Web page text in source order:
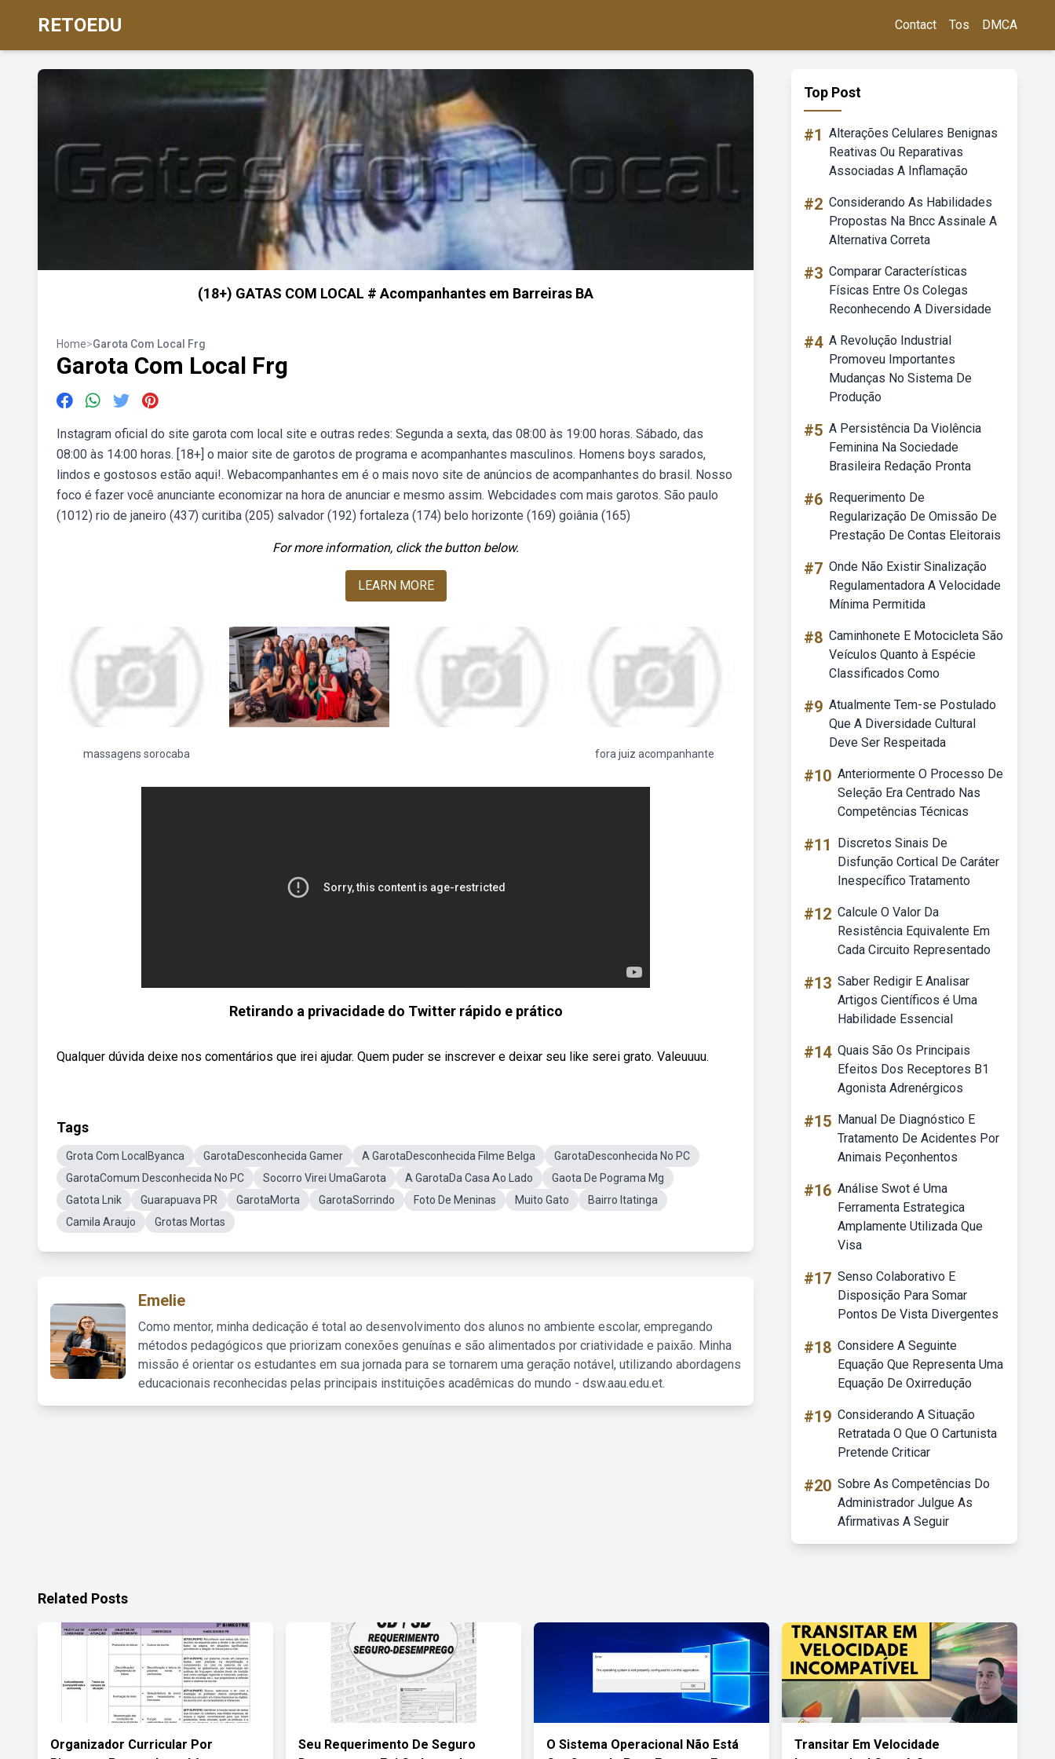
RETOEDU Contact Tos DMCA
(18+) GATAS COM LOCAL # Acompanhantes em Barreiras BA
Home>Garota Com Local Frg
Garota Com Local Frg
Instagram oficial do site garota com local site e outras redes: Segunda a sexta, das 08:00 às 19:00 horas. Sábado, das
08:00 às 14:00 horas. [18+] o maior site de garotos de programa e acompanhantes masculinos. Homens boys sarados,
lindos e gostosos estão aqui!. Webacompanhantes em é o mais novo site de anúncios de acompanhantes do brasil. Nosso
foco é fazer você anunciante economizar na hora de anunciar e mesmo assim. Webcidades com mais garotos. São paulo
(1012) rio de janeiro (437) curitiba (205) salvador (192) fortaleza (174) belo horizonte (169) goiânia (165)
For more information, click the button below.
LEARN MORE
massagens sorocaba fora juiz acompanhante
Retirando a privacidade do Twitter rápido e prático
Qualquer dúvida deixe nos comentários que irei ajudar. Quem puder se inscrever e deixar seu like serei grato. Valeuuuu.
Tags
Grota Com LocalByanca GarotaDesconhecida Gamer A GarotaDesconhecida Filme Belga
GarotaDesconhecida No PC
GarotaComum Desconhecida No PC
Socorro Virei UmaGarota A GarotaDa Casa Ao Lado
Gaota De Pograma Mg
Gatota Lnik
Guarapuava PR GarotaMorta GarotaSorrindo Foto De Meninas Muito Gato
Bairro Itatinga
Camila Araujo
Grotas Mortas
Emelie
Como mentor, minha dedicação é total ao desenvolvimento dos alunos no ambiente escolar, empregando
métodos pedagógicos que priorizam conexões genuínas e são alimentados por criatividade e paixão. Minha
missão é orientar os estudantes em sua jornada para se tornarem uma geração notável, utilizando abordagens
educacionais reconhecidas pelas principais instituições acadêmicas do mundo - dsw.aau.edu.et.
Top Post
#1 Alterações Celulares Benignas
Reativas Ou Reparativas
Associadas A Inflamação
#2 Considerando As Habilidades
Propostas Na Bncc Assinale A
Alternativa Correta
#3 Comparar Características
Físicas Entre Os Colegas
Reconhecendo A Diversidade
#4 A Revolução Industrial
Promoveu Importantes
Mudanças No Sistema De
Produção
#5 A Persistência Da Violência
Feminina Na Sociedade
Brasileira Redação Pronta
#6 Requerimento De
Regularização De Omissão De
Prestação De Contas Eleitorais
#7 Onde Não Existir Sinalização
Regulamentadora A Velocidade
Mínima Permitida
#8 Caminhonete E Motocicleta São
Veículos Quanto à Espécie
Classificados Como
#9 Atualmente Tem-se Postulado
Que A Diversidade Cultural
Deve Ser Respeitada
#10 Anteriormente O Processo De
Seleção Era Centrado Nas
Competências Técnicas
#11
Discretos Sinais De
Disfunção Cortical De Caráter
Inespecífico Tratamento
#12 Calcule O Valor Da
Resistência Equivalente Em
Cada Circuito Representado
#13 Saber Redigir E Analisar
Artigos Científicos é Uma
Habilidade Essencial
#14 Quais São Os Principais
Efeitos Dos Receptores B1
Agonista Adrenérgicos
#15 Manual De Diagnóstico E
Tratamento De Acidentes Por
Animais Peçonhentos
#16 Análise Swot é Uma
Ferramenta Estrategica
Amplamente Utilizada Que
Visa
#17 Senso Colaborativo E
Disposição Para Somar
Pontos De Vista Divergentes
#18 Considere A Seguinte
Equação Que Representa Uma
Equação De Oxirredução
#19 Considerando A Situação
Retratada O Que O Cartunista
Pretende Criticar
#20 Sobre As Competências Do
Administrador Julgue As
Afirmativas A Seguir
Related Posts
Organizador Curricular Por
Seu Requerimento De Seguro
O Sistema Operacional Não Está
Transitar Em Velocidade